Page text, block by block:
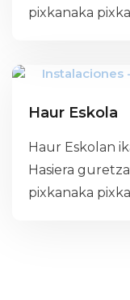
pixkanaka
Haur Eskola
Haur Eskolan
Hasiera
pixkanaka